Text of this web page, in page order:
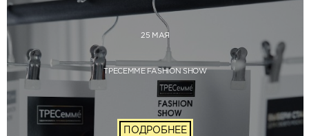
25 МАЯ
ТРЕСЕММЕ FASHION SHOW
ПОДРОБНЕЕ